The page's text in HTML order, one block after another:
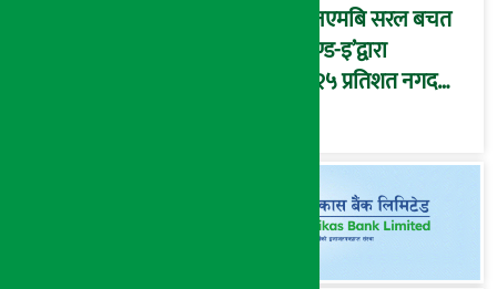
‘एनएमबि सरल बचत
फण्ड-इ’द्वारा
५.२५ प्रतिशत नगद